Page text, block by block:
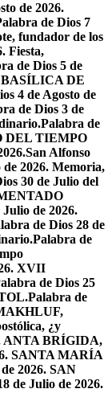
de 2026.
de Dios 7
fundador de los
Fiesta,
de Dios 5 de
BASÍLICA DE
4 de Agosto de
de Dios 3 de
Palabra de
DEL TIEMPO
Alfonso
2026. Memoria,
30 de Julio del
de 2026.
de Dios 28 de
Palabra de
XVII
de Dios 25
Palabra de
¿y
ANTA BRÍGIDA,
SANTA MARÍA
2026. SAN
de Julio de 2026.